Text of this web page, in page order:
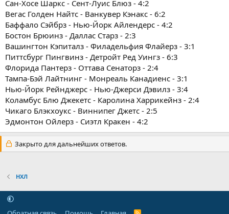
Сан-Хосе Шаркс - Сент-Луис Блюз - 4:2
Вегас Голден Найтс - Ванкувер Кэнакс - 6:2
Баффало Сэйбрз - Нью-Йорк Айлендерс - 4:2
Бостон Брюинз - Даллас Старз - 2:3
Вашингтон Кэпиталз - Филадельфия Флайерз - 3:1
Питтсбург Пингвинз - Детройт Ред Уингз - 6:3
Флорида Пантерз - Оттава Сенаторз - 2:4
Тампа-Бэй Лайтнинг - Монреаль Канадиенс - 3:1
Нью-Йорк Рейнджерс - Нью-Джерси Дэвилз - 3:4
Коламбус Блю Джекетс - Каролина Харрикейнз - 2:4
Чикаго Блэкхоукс - Виннипег Джетс - 2:5
Эдмонтон Ойлерз - Сиэтл Кракен - 4:2
Закрыто для дальнейших ответов.
НХЛ
R